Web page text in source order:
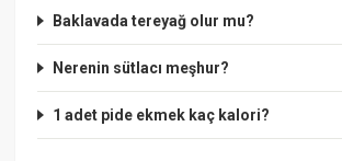
Baklavada tereyağ olur mu?
Nerenin sütlacı meşhur?
1 adet pide ekmek kaç kalori?